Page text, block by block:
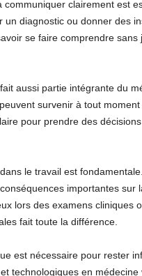
communiquer clairement est
un diagnostic ou donner des
se faire comprendre sans
aussi partie intégrante du
survenir à tout
pour prendre des
le travail est
importantes sur
lors des examens cliniques
fait toute la différence.
est nécessaire pour rester
technologiques en médecine